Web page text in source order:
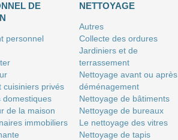
DE
personnel
cuisiniers privés
domestiques
de la maison
immobiliers
NETTOYAGE
Autres
Collecte des ordures
Jardiniers et de
terrassement
Nettoyage avant ou après
déménagement
Nettoyage de bâtiments
Nettoyage de bureaux
Le nettoyage des vitres
Nettoyage de tapis